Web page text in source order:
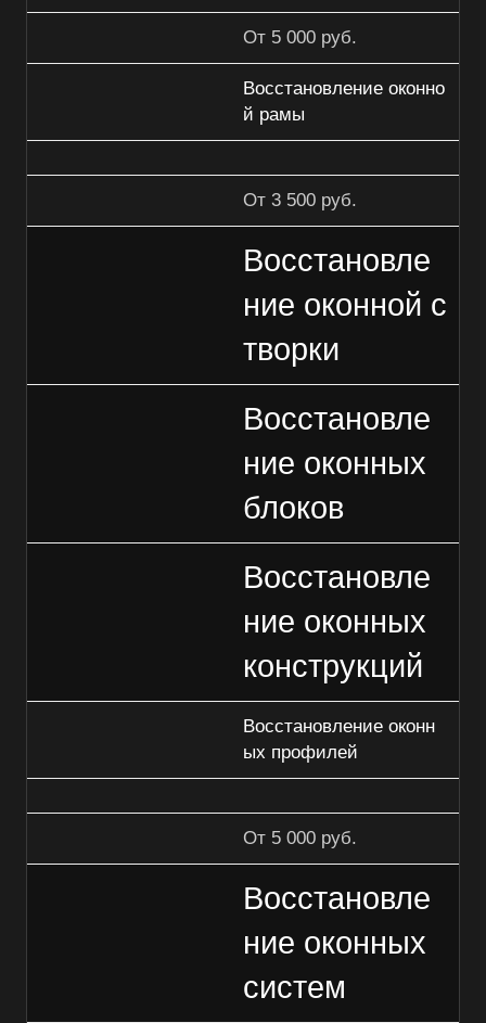
От 5 000 руб.
Восстановление оконно
й рамы
От 3 500 руб.
Восстановле
ние оконной с
творки
Восстановле
ние оконных
блоков
Восстановле
ние оконных
конструкций
Восстановление оконн
ых профилей
От 5 000 руб.
Восстановле
ние оконных
систем